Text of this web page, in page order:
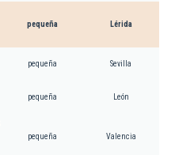
pequeña Lérida
pequeña Sevilla
pequeña León
pequeña Valencia